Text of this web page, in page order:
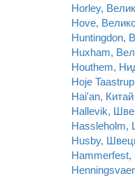
Horley,
Hove,
Huntingdon,
Huxham,
Houthem,
Hoje
Hai'an, Китай
Hallevik,
Hassleholm,
Husby,
Hammerfest,